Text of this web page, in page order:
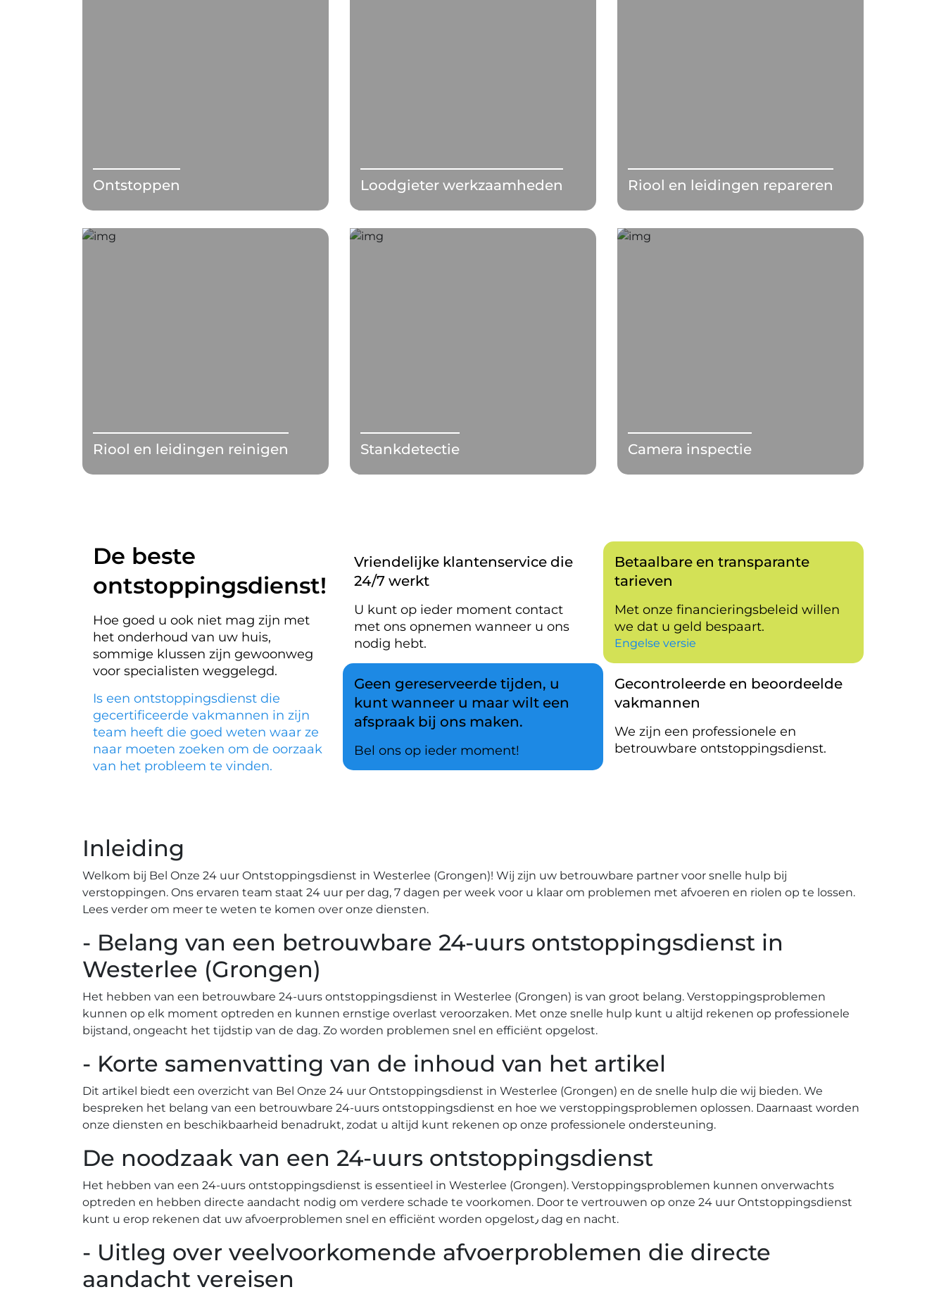
Ontstoppen Loodgieter werkzaamheden Riool en leidingen repareren
Riool en leidingen reinigen Stankdetectie Camera inspectie
De beste
ontstoppingsdienst!
Hoe goed u ook niet mag zijn met
het onderhoud van uw huis,
sommige klussen zijn gewoonweg
voor specialisten weggelegd.
Is een ontstoppingsdienst die
gecertificeerde vakmannen in zijn
team heeft die goed weten waar ze
naar moeten zoeken om de oorzaak
van het probleem te vinden.
Vriendelijke klantenservice die
24/7 werkt
U kunt op ieder moment contact
met ons opnemen wanneer u ons
nodig hebt.
Betaalbare en transparante
tarieven
Met onze financieringsbeleid willen
we dat u geld bespaart.
Engelse versie
Geen gereserveerde tijden, u
kunt wanneer u maar wilt een
afspraak bij ons maken.
Bel ons op ieder moment!
Gecontroleerde en beoordeelde
vakmannen
We zijn een professionele en
betrouwbare ontstoppingsdienst.
Inleiding
Welkom bij Bel Onze 24 uur Ontstoppingsdienst in Westerlee (Grongen)!​ Wij zijn uw betrouwbare partner voor snelle hulp bij
verstoppingen.​ Ons ervaren team staat 24 uur per dag, 7 dagen per week voor u klaar om problemen met afvoeren en riolen op te lossen.​
Lees verder om meer te weten te komen over onze diensten.​
- Belang van een betrouwbare 24-uurs ontstoppingsdienst in
Westerlee (Grongen)
Het hebben van een betrouwbare 24-uurs ontstoppingsdienst in Westerlee (Grongen) is van groot belang.​ Verstoppingsproblemen
kunnen op elk moment optreden en kunnen ernstige overlast veroorzaken.​ Met onze snelle hulp kunt u altijd rekenen op professionele
bijstand, ongeacht het tijdstip van de dag.​ Zo worden problemen snel en efficiënt opgelost.​
- Korte samenvatting van de inhoud van het artikel
Dit artikel biedt een overzicht van Bel Onze 24 uur Ontstoppingsdienst in Westerlee (Grongen) en de snelle hulp die wij bieden.​ We
bespreken het belang van een betrouwbare 24-uurs ontstoppingsdienst en hoe we verstoppingsproblemen oplossen. Daarnaast worden
onze diensten en beschikbaarheid benadrukt, zodat u altijd kunt rekenen op onze professionele ondersteuning.​
De noodzaak van een 24-uurs ontstoppingsdienst
Het hebben van een 24-uurs ontstoppingsdienst is essentieel in Westerlee (Grongen).​ Verstoppingsproblemen kunnen onverwachts
optreden en hebben directe aandacht nodig om verdere schade te voorkomen.​ Door te vertrouwen op onze 24 uur Ontstoppingsdienst
kunt u erop rekenen dat uw afvoerproblemen snel en efficiënt worden opgelost٫ dag en nacht.​
- Uitleg over veelvoorkomende afvoerproblemen die directe
aandacht vereisen